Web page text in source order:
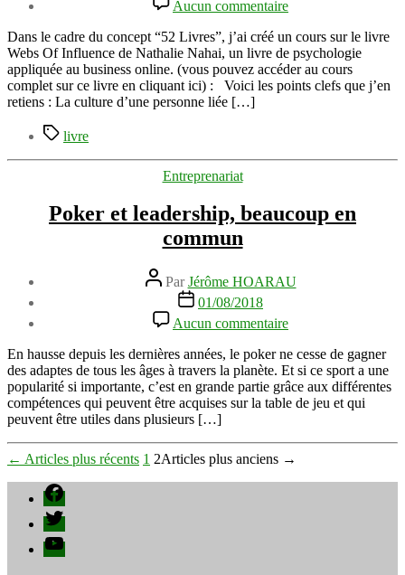
l’article
Aucun commentaire
Webs
Of
Influence
de
Nathalie
Dans le cadre du concept “52 Livres”, j’ai créé un cours sur le livre
Webs Of Influence de Nathalie Nahai, un livre de psychologie
appliquée au business online. (vous pouvez accéder au cours
complet sur ce livre en cliquant ici) : Voici les points clefs que j’en
retiens : La culture d’une personne liée […]
Étiquettes
livre
Catégories
Entreprenariat
Poker et leadership, beaucoup en
commun
Auteur
de
l’article
ParJérôme HOARAU
Date
l’article
01/08/2018
Aucun commentaire
Poker
et
leadership,
beaucoup
en
commun
En hausse depuis les dernières années, le poker ne cesse de gagner
des adaptes de tous les âges à travers la planète. Et si ce sport a une
popularité si importante, c’est en grande partie grâce aux différentes
compétences qui peuvent être acquises sur la table de jeu et qui
peuvent être utiles dans plusieurs […]
Pagination
des
publications
← Articles plus récents 1 2Articles plus anciens →
Facebook
Twitter
YouTube